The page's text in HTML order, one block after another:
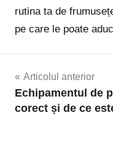
rutina ta de
pe care le poate
Navigare
în
Articolul anterior
Echipamentul de
corect și de ce